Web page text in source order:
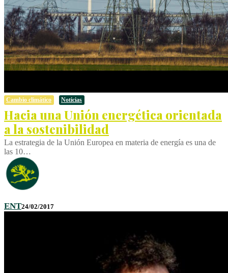
Cambio climático Noticias
Hacia una Unión energética orientada
a la sostenibilidad
La estrategia de la Unión Europea en materia de energía es una de
las 10…
ENT24/02/2017